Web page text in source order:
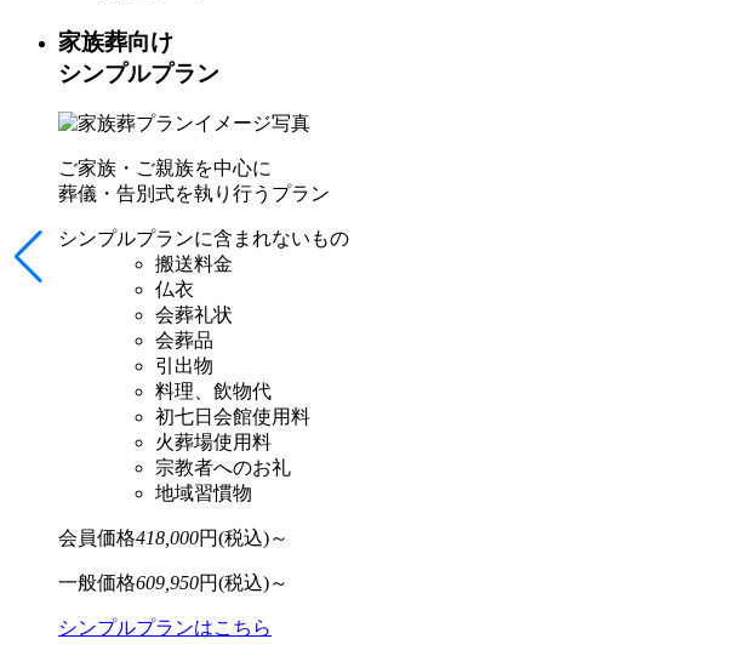
家族葬向け
シンプルプラン
ご家族・ご親族を中心に
葬儀・告別式を執り行うプラン
シンプルプランに含まれないもの
搬送料金
仏衣
会葬礼状
会葬品
引出物
料理、飲物代
初七日会館使用料
火葬場使用料
宗教者へのお礼
地域習慣物
会員価格418,000円(税込)～
一般価格609,950円(税込)～
シンプルプランはこちら